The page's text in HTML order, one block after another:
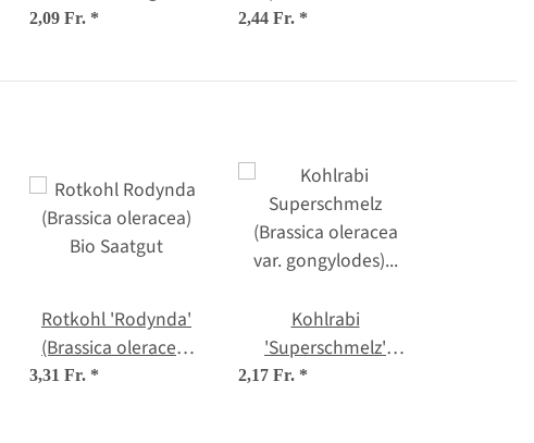
(Beta vulgaris var.
2,09 Fr. *
Saatgut
2,44 Fr. *
Rotkohl 'Rodynda'
(Brassica oleracea)
Bio Saatgut
3,31 Fr. *
Kohlrabi
'Superschmelz'
(Brassica oleracea
2,17 Fr. *